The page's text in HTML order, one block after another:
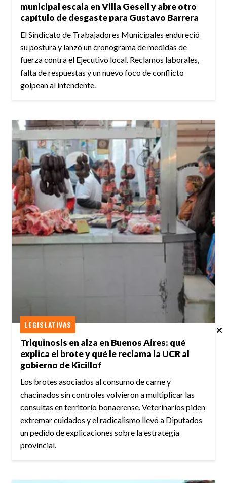
municipal escala en Villa Gesell y abre otro
capítulo de desgaste para Gustavo Barrera
El Sindicato de Trabajadores Municipales endureció
su postura y lanzó un cronograma de medidas de
fuerza contra el Ejecutivo local. Reclamos laborales,
falta de respuestas y un nuevo foco de conflicto
golpean al intendente.
Triquinosis en alza en Buenos Aires: qué
explica el brote y qué le reclama la UCR al
gobierno de Kicillof
LEGISLATIVAS
Los brotes asociados al consumo de carne y
chacinados sin controles volvieron a multiplicar las
consultas en territorio bonaerense. Veterinarios piden
extremar cuidados y el radicalismo llevó a Diputados
un pedido de explicaciones sobre la estrategia
provincial.